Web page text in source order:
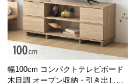
小
型
商
品
幅100cm コンパクトテレビボード
木目調 オープン収納・引き出し収